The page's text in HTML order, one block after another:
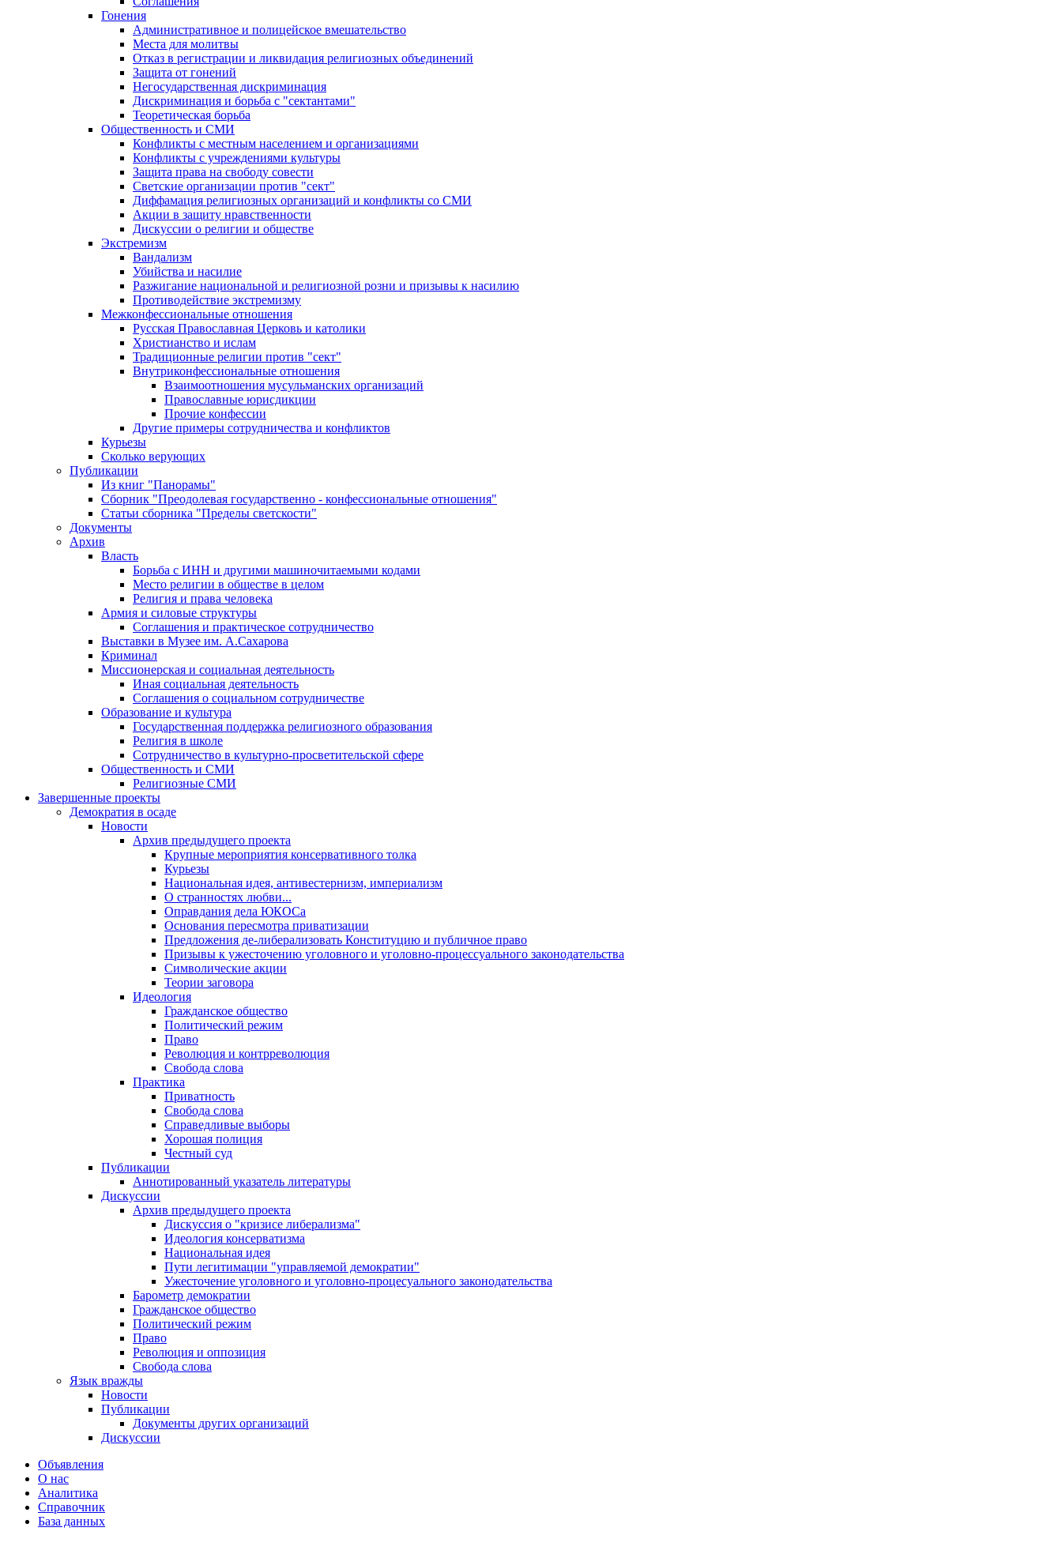
Гонения
Административное и полицейское вмешательство
Места для молитвы
Отказ в регистрации и ликвидация религиозных объединений
Защита от гонений
Негосударственная дискриминация
Дискриминация и борьба с "сектантами"
Теоретическая борьба
Общественность и СМИ
Конфликты с местным населением и организациями
Конфликты с учреждениями культуры
Защита права на свободу совести
Светские организации против "сект"
Диффамация религиозных организаций и конфликты со СМИ
Акции в защиту нравственности
Дискуссии о религии и обществе
Экстремизм
Вандализм
Убийства и насилие
Разжигание национальной и религиозной розни и призывы к насилию
Противодействие экстремизму
Межконфессиональные отношения
Русская Православная Церковь и католики
Христианство и ислам
Традиционные религии против "сект"
Внутриконфессиональные отношения
Взаимоотношения мусульманских организаций
Православные юрисдикции
Прочие конфессии
Другие примеры сотрудничества и конфликтов
Курьезы
Сколько верующих
Публикации
Из книг "Панорамы"
Сборник "Преодолевая государственно - конфессиональные отношения"
Статьи сборника "Пределы светскости"
Документы
Архив
Власть
Борьба с ИНН и другими машиночитаемыми кодами
Место религии в обществе в целом
Религия и права человека
Армия и силовые структуры
Соглашения и практическое сотрудничество
Выставки в Музее им. А.Сахарова
Криминал
Миссионерская и социальная деятельность
Иная социальная деятельность
Соглашения о социальном сотрудничестве
Образование и культура
Государственная поддержка религиозного образования
Религия в школе
Сотрудничество в культурно-просветительской сфере
Общественность и СМИ
Религиозные СМИ
Завершенные проекты
Демократия в осаде
Новости
Архив предыдущего проекта
Крупные мероприятия консервативного толка
Курьезы
Национальная идея, антивестернизм, империализм
О странностях любви...
Оправдания дела ЮКОСа
Основания пересмотра приватизации
Предложения де-либерализовать Конституцию и публичное право
Призывы к ужесточению уголовного и уголовно-процессуального законодательства
Символические акции
Теории заговора
Идеология
Гражданское общество
Политический режим
Право
Революция и контрреволюция
Свобода слова
Практика
Приватность
Свобода слова
Справедливые выборы
Хорошая полиция
Честный суд
Публикации
Аннотированный указатель литературы
Дискуссии
Архив предыдущего проекта
Дискуссия о "кризисе либерализма"
Идеология консерватизма
Национальная идея
Пути легитимации "управляемой демократии"
Ужесточение уголовного и уголовно-процесуального законодательства
Барометр демократии
Гражданское общество
Политический режим
Право
Революция и оппозиция
Свобода слова
Язык вражды
Новости
Публикации
Документы других организаций
Дискуссии
Объявления
О нас
Аналитика
Справочник
База данных